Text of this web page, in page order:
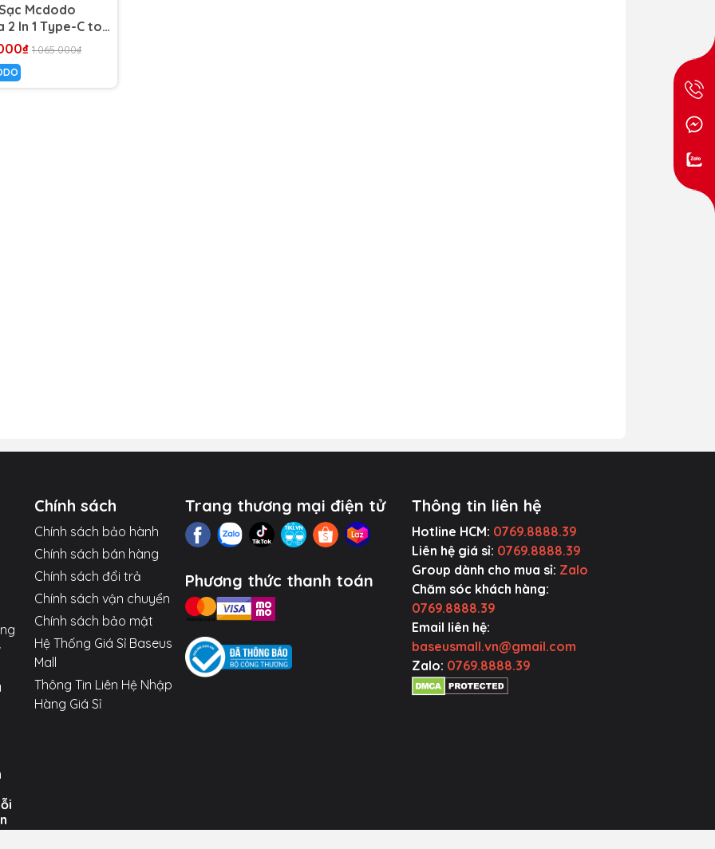
Mcdodo
2 In 1 Type-C to
C & Magsafe3 |
1.065.000₫
Chính sách
Chính sách bảo hành
Chính sách bán hàng
Chính sách đổi trả
Chính sách vận chuyển
Chính sách bảo mật
Hệ Thống Giá Sỉ Baseus
Mall
Thông Tin Liên Hệ Nhập
Hàng Giá Sỉ
Trang thương mại điện tử
Phương thức thanh toán
Thông tin liên hệ
Hotline HCM: 0769.8888.39
Liên hệ giá sỉ: 0769.8888.39
Group dành cho mua sỉ: Zalo
Chăm sóc khách hàng:
0769.8888.39
Email liên hệ:
baseusmall.vn@gmail.com
Zalo: 0769.8888.39